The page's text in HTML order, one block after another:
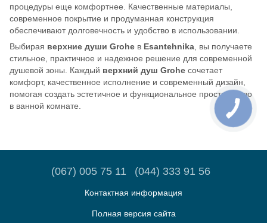
процедуры еще комфортнее. Качественные материалы,
современное покрытие и продуманная конструкция
обеспечивают долговечность и удобство в использовании.
Выбирая верхние души Grohe в Esantehnika , вы получаете
стильное, практичное и надежное решение для современной
душевой зоны. Каждый верхний душ Grohe сочетает
комфорт, качественное исполнение и современный дизайн,
помогая создать эстетичное и функциональное пространство
в ванной комнате.
(067) 005 75 11 (044) 333 91 56
Контактная информация
Полная версия сайта